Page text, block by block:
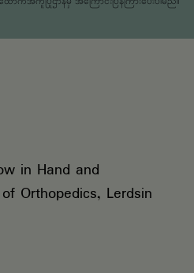
in Hand and
Orthopedics, Lerdsin